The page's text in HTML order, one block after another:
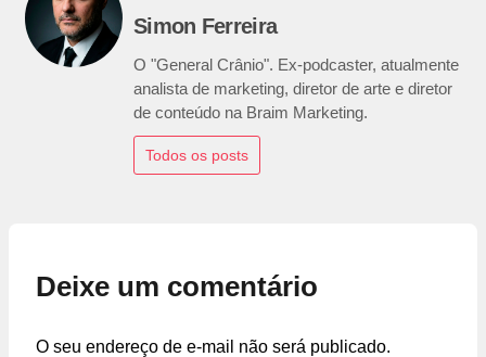
Simon Ferreira
O "General Crânio". Ex-podcaster, atualmente
analista de marketing, diretor de arte e diretor
de conteúdo na Braim Marketing.
Todos os posts
Deixe um comentário
O seu endereço de e-mail não será publicado.